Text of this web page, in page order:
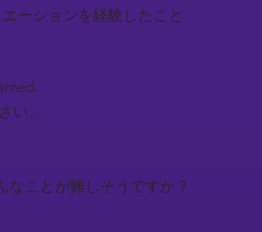
ーションを経験したこと
い。
ことが難しそうですか？